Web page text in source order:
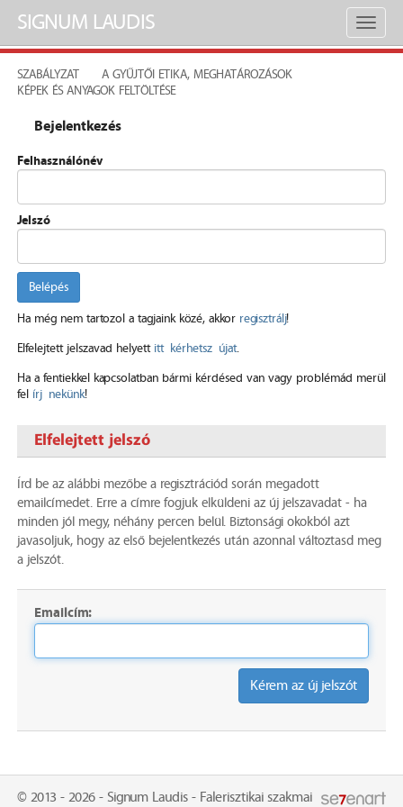
Toggle
SIGNUM LAUDIS
SZABÁLYZAT
A GYŰJTŐI ETIKA, MEGHATÁROZÁSOK
KÉPEK ÉS ANYAGOK FELTÖLTÉSE
Bejelentkezés
Felhasználónév
Jelszó
Belépés
Ha még nem tartozol a tagjaink közé, akkor regisztrálj!
Elfelejtett jelszavad helyett itt kérhetsz újat.
Ha a fentiekkel kapcsolatban bármi kérdésed van vagy problémád merül
fel írj nekünk!
Elfelejtett jelszó
Írd be az alábbi mezőbe a regisztrációd során megadott
emailcímedet. Erre a címre fogjuk elküldeni az új jelszavadat - ha
minden jól megy, néhány percen belül. Biztonsági okokból azt
javasoljuk, hogy az első bejelentkezés után azonnal változtasd meg
a jelszót.
Emailcím
Kérem az új jelszót
© 2013 - 2026 - Signum Laudis - Falerisztikai szakmai